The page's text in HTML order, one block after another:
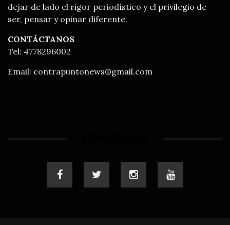
dejar de lado el rigor periodístico y el privilegio de
ser, pensar y opinar diferente.
CONTÁCTANOS
Tel: 4778296002
Email: contrapuntonews@gmail.com